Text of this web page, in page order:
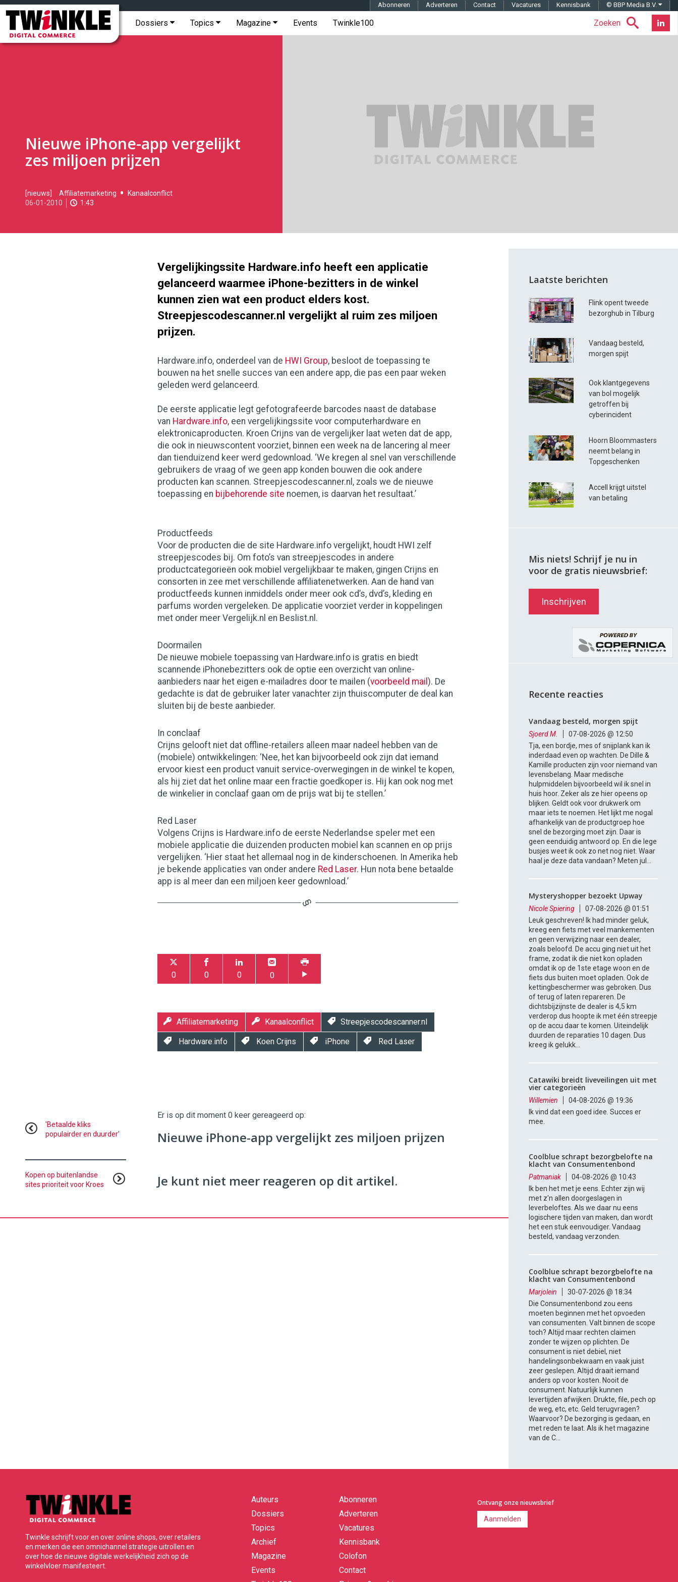
Twinkle
Digital
Commerce
Hoofdmenu Zoeken
Dossiers Topics Magazine Events Twinkle100
Topmenu Abonneren Adverteren Contact Vacatures Kennisbank © BBP Media B.V.
Nieuwe iPhone-app vergelijkt
zes miljoen prijzen
2010-
01-
11-
[nieuws] Affiliatemarketing
Kanaalconflict
06-01-2010
1:43
Vergelijkingssite Hardware.info heeft een applicatie
gelanceerd waarmee iPhone-bezitters in de winkel
kunnen zien wat een product elders kost.
Streepjescodescanner.nl vergelijkt al ruim zes miljoen
prijzen.
Hardware.info, onderdeel van de HWI Group, besloot de toepassing te
bouwen na het snelle succes van een andere app, die pas een paar weken
geleden werd gelanceerd.
De eerste applicatie legt gefotografeerde barcodes naast de database
van Hardware.info, een vergelijkingssite voor computerhardware en
elektronicaproducten. Kroen Crijns van de vergelijker laat weten dat de app,
die ook in nieuwscontent voorziet, binnen een week na de lancering al meer
dan tienduizend keer werd gedownload. ‘We kregen al snel van verschillende
gebruikers de vraag of we geen app konden bouwen die ook andere
producten kan scannen. Streepjescodescanner.nl, zoals we de nieuwe
toepassing en bijbehorende site noemen, is daarvan het resultaat.’
Productfeeds
Voor de producten die de site Hardware.info vergelijkt, houdt HWI zelf
streepjescodes bij. Om foto’s van streepjescodes in andere
productcategorieën ook mobiel vergelijkbaar te maken, gingen Crijns en
consorten in zee met verschillende affiliatenetwerken. Aan de hand van
productfeeds kunnen inmiddels onder meer ook cd’s, dvd’s, kleding en
parfums worden vergeleken. De applicatie voorziet verder in koppelingen
met onder meer Vergelijk.nl en Beslist.nl.
Doormailen
De nieuwe mobiele toepassing van Hardware.info is gratis en biedt
scannende iPhonebezitters ook de optie een overzicht van online-
aanbieders naar het eigen e-mailadres door te mailen (voorbeeld mail ). De
gedachte is dat de gebruiker later vanachter zijn thuiscomputer de deal kan
sluiten bij de beste aanbieder.
In conclaaf
Crijns gelooft niet dat offline-retailers alleen maar nadeel hebben van de
(mobiele) ontwikkelingen: ‘Nee, het kan bijvoorbeeld ook zijn dat iemand
ervoor kiest een product vanuit service-overwegingen in de winkel te kopen,
als hij ziet dat het online maar een fractie goedkoper is. Hij kan ook nog met
de winkelier in conclaaf gaan om de prijs wat bij te stellen.’
Red Laser
Volgens Crijns is Hardware.info de eerste Nederlandse speler met een
mobiele applicatie die duizenden producten mobiel kan scannen en op prijs
vergelijken. ‘Hier staat het allemaal nog in de kinderschoenen. In Amerika heb
je bekende applicaties van onder andere Red Laser. Hun nota bene betaalde
app is al meer dan een miljoen keer gedownload.’
0 0 0 0
Affiliatemarketing Kanaalconflict Streepjescodescanner.nl
Hardware.info Koen Crijns iPhone Red Laser
Digital
96 54
Er is op dit moment 0 keer gereageerd op:
Nieuwe iPhone-app vergelijkt zes miljoen prijzen
Je kunt niet meer reageren op dit artikel.
'Betaalde kliks
populairder en duurder'
Kopen op buitenlandse
sites prioriteit voor Kroes
Laatste berichten
Flink opent tweede
bezorghub in Tilburg
Vandaag besteld,
morgen spijt
Ook klantgegevens
van bol mogelijk
getroffen bij
cyberincident
Hoorn Bloommasters
neemt belang in
Topgeschenken
Accell krijgt uitstel
van betaling
Mis niets! Schrijf je nu in
voor de gratis nieuwsbrief:
Inschrijven
Recente reacties
Vandaag besteld, morgen spijt
Sjoerd M.
07-08-2026 @ 12:50
Tja, een bordje, mes of snijplank kan ik
inderdaad even op wachten. De Dille &
Kamille producten zijn voor niemand van
levensbelang. Maar medische
hulpmiddelen bijvoorbeeld wil ik snel in
huis hoor. Zeker als ze hier opeens op
blijken. Geldt ook voor drukwerk om
maar iets te noemen. Het lijkt me nogal
afhankelijk van de productgroep hoe
snel de bezorging moet zijn. Daar is
geen eenduidig antwoord op. En die lege
busjes weet ik ook zo net nog niet. Waar
haal je deze data vandaan? Meten jul...
Mysteryshopper bezoekt Upway
Nicole Spiering
07-08-2026 @ 01:51
Leuk geschreven! Ik had minder geluk,
kreeg een fiets met veel mankementen
en geen verwijzing naar een dealer,
zoals beloofd. De accu ging niet uit het
frame, zodat ik die niet kon opladen
omdat ik op de 1ste etage woon en de
fiets dus buiten moet opladen. Ook de
kettingbeschermer was gebroken. Dus
of terug of laten repareren. De
dichtsbijzijnste de dealer is 4,5 km
verderop dus hoopte ik met één streepje
op de accu daar te komen. Uiteindelijk
duurden de reparaties 10 dagen. Dus
kreeg ik gelukk...
Catawiki breidt liveveilingen uit met
vier categorieën
Willemien
04-08-2026 @ 19:36
Ik vind dat een goed idee. Succes er
mee.
Coolblue schrapt bezorgbelofte na
klacht van Consumentenbond
Patmaniak
04-08-2026 @ 10:43
Ik ben het met je eens. Echter zijn wij
met z'n allen doorgeslagen in
leverbeloftes. Als we daar nu eens
logischere tijden van maken, dan wordt
het een stuk eenvoudiger. Vandaag
besteld, vandaag verzonden.
Coolblue schrapt bezorgbelofte na
klacht van Consumentenbond
Marjolein
30-07-2026 @ 18:34
Die Consumentenbond zou eens
moeten beginnen met het opvoeden
van consumenten. Valt binnen de scope
toch? Altijd maar rechten claimen
zonder te wijzen op plichten. De
consument is niet debiel, niet
handelingsonbekwaam en vaak juist
zeer geslepen. Altijd draait iemand
anders op voor kosten. Nooit de
consument. Natuurlijk kunnen
levertijden afwijken. Drukte, file, pech op
de weg, etc, etc. Geld terugvragen?
Waarvoor? De bezorging is gedaan, en
met reden te laat. Als ik het magazine
van de C...
Twinkle schrijft voor en over online shops, over retailers
en merken die een omnichannel strategie uitrollen en
over hoe de nieuwe digitale werkelijkheid zich op de
winkelvloer manifesteert.
Quick
links
Auteurs
Dossiers
Topics
Archief
Magazine
Events
Abonneren
Adverteren
Vacatures
Kennisbank
Colofon
Contact
Ontvang onze nieuwsbrief
Aanmelden